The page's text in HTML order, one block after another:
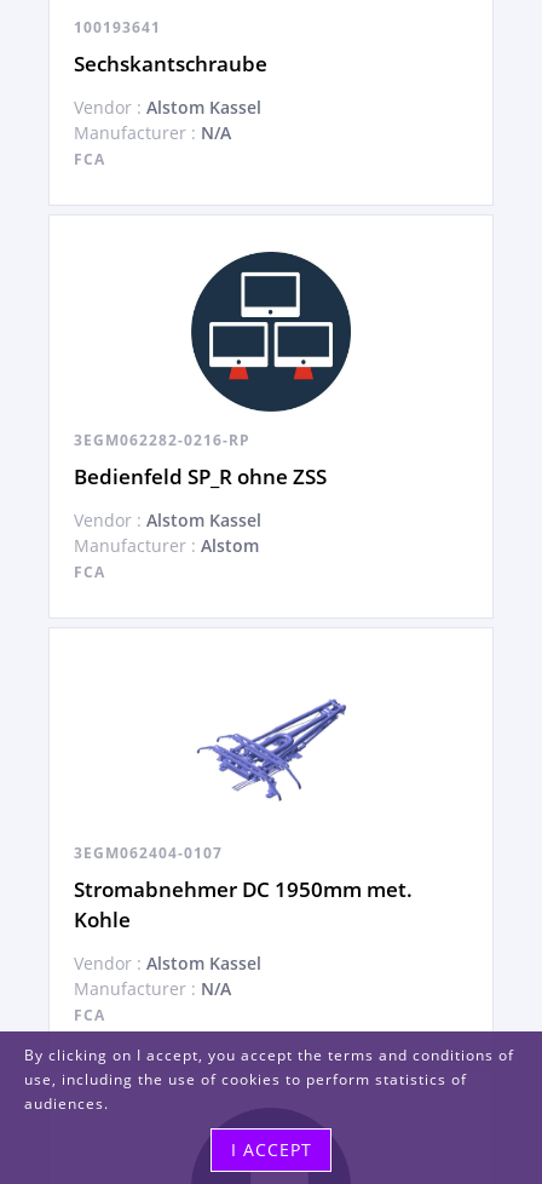
100193641
Sechskantschraube
Vendor : Alstom Kassel
Manufacturer : N/A
FCA
3EGM062282-0216-RP
Bedienfeld SP_R ohne ZSS
Vendor : Alstom Kassel
Manufacturer : Alstom
FCA
3EGM062404-0107
Stromabnehmer DC 1950mm met.
Kohle
Vendor : Alstom Kassel
Manufacturer : N/A
FCA
By clicking on I accept, you accept the terms and conditions of
use, including the use of cookies to perform statistics of
audiences.
I ACCEPT